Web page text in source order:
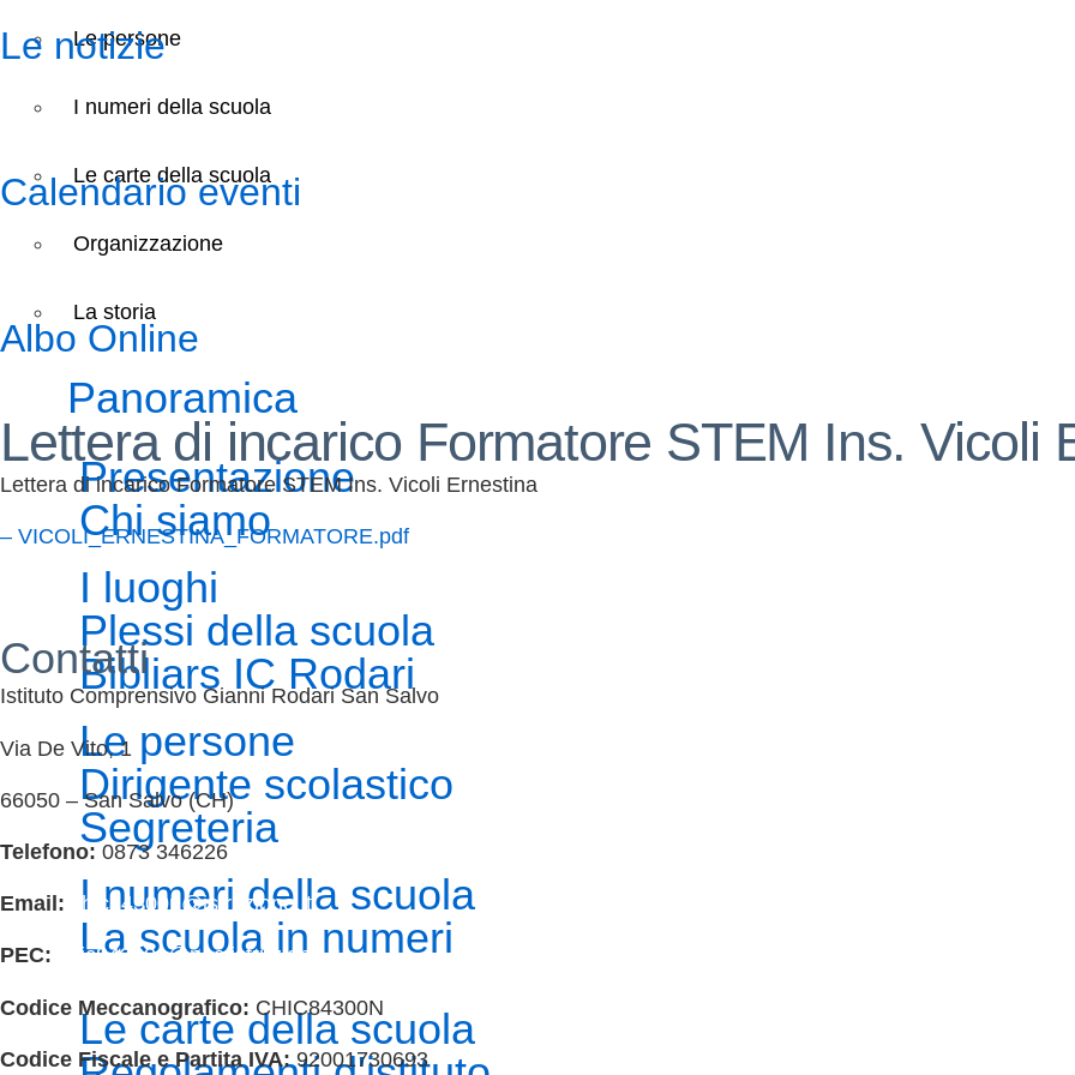
Le persone
I numeri della scuola
Le carte della scuola
Organizzazione
La storia
Panoramica
Presentazione
Chi siamo
I luoghi
Plessi della scuola
Bibliars IC Rodari
Le persone
Dirigente scolastico
Segreteria
I numeri della scuola
La scuola in numeri
Le carte della scuola
Le notizie
Calendario eventi
Albo Online
Lettera di incarico Formatore STEM Ins. Vicoli
Lettera di incarico Formatore STEM Ins. Vicoli Ernestina
– VICOLI_ERNESTINA_FORMATORE.pdf
Contatti
Istituto Comprensivo Gianni Rodari San Salvo
Via De Vito, 1
66050 – San Salvo (CH)
Telefono: 0873 346226
Email: chic84300n@istruzione.it
PEC: chic84300n@pec.istruzione.it
Codice Meccanografico: CHIC84300N
Codice Fiscale e Partita IVA:92001730693